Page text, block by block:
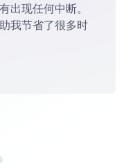
击，另外无视CC
内，值得信赖